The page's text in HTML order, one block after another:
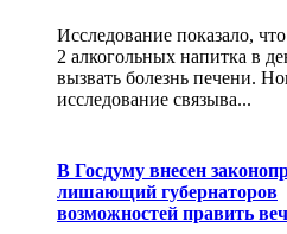
Исследование показало,
2 алкогольных напитка в
вызвать болезнь печени.
исследование связыва...
В Госдуму внесен
лишающий губернаторов
возможностей править